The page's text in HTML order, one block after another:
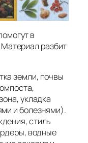
в
разбит
земли, почвы
укладка
и болезнями).
стиль
водные